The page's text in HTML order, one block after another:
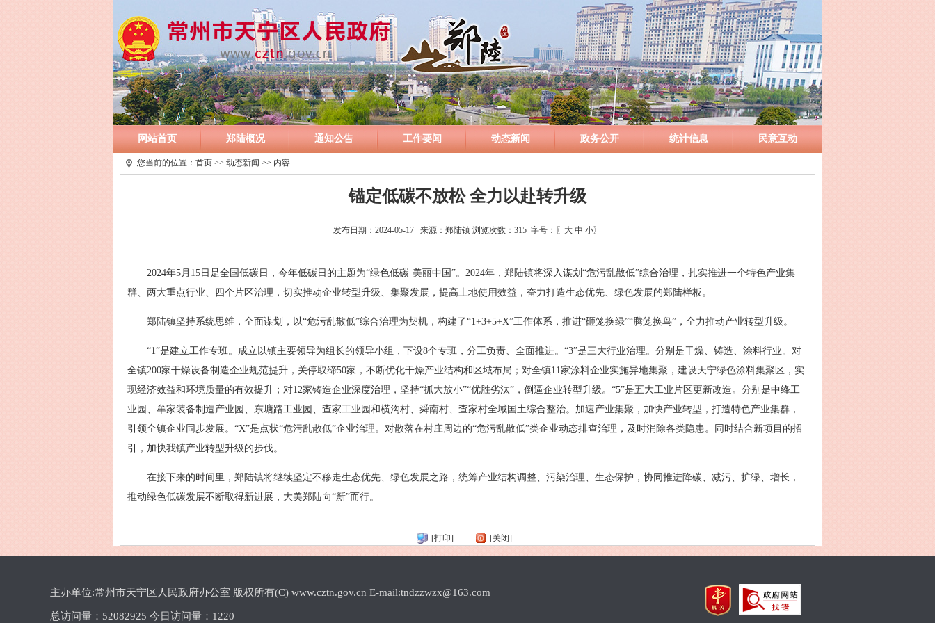
网站首页 郑陆概况 通知公告 工作要闻 动态新闻 政务公开 统计信息 民意互动
您当前的位置： 首页 >> 动态新闻 >> 内容
锚定低碳不放松 全力以赴转升级
发布日期：2024-05-17 来源：郑陆镇 浏览次数： 315 字号：〖 大 中 小〗
2024年5月15日是全国低碳日，今年低碳日的主题为“绿色低碳·美丽中国”。2024年，郑陆镇将深入谋划“危污乱散低”综合治理，扎实推进一个特色产业集
群、两大重点行业、四个片区治理，切实推动企业转型升级、集聚发展，提高土地使用效益，奋力打造生态优先、绿色发展的郑陆样板。
郑陆镇坚持系统思维，全面谋划，以“危污乱散低”综合治理为契机，构建了“1+3+5+X”工作体系，推进“砸笼换绿”“腾笼换鸟”，全力推动产业转型升级。
“1”是建立工作专班。成立以镇主要领导为组长的领导小组，下设8个专班，分工负责、全面推进。“3”是三大行业治理。分别是干燥、铸造、涂料行业。对
全镇200家干燥设备制造企业规范提升，关停取缔50家，不断优化干燥产业结构和区域布局；对全镇11家涂料企业实施异地集聚，建设天宁绿色涂料集聚区，实
现经济效益和环境质量的有效提升；对12家铸造企业深度治理，坚持“抓大放小”“优胜劣汰”，倒逼企业转型升级。“5”是五大工业片区更新改造。分别是中绛工
业园、牟家装备制造产业园、东塘路工业园、查家工业园和横沟村、舜南村、查家村全域国土综合整治。加速产业集聚，加快产业转型，打造特色产业集群，
引领全镇企业同步发展。“X”是点状“危污乱散低”企业治理。对散落在村庄周边的“危污乱散低”类企业动态排查治理，及时消除各类隐患。同时结合新项目的招
引，加快我镇产业转型升级的步伐。
在接下来的时间里，郑陆镇将继续坚定不移走生态优先、绿色发展之路，统筹产业结构调整、污染治理、生态保护，协同推进降碳、减污、扩绿、增长，
推动绿色低碳发展不断取得新进展，大美郑陆向“新”而行。
[打印] [关闭]
主办单位:常州市天宁区人民政府办公室 版权所有(C) www.cztn.gov.cn E-mail:tndzzwzx@163.com
总访问量： 52082925 今日访问量： 1220